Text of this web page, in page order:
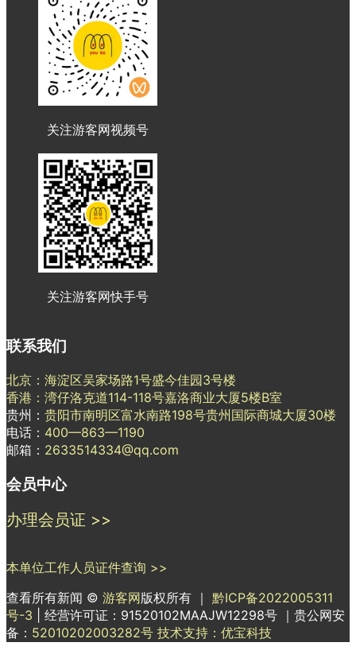
关注游客网视频号
关注游客网快手号
联系我们
北京：海淀区吴家场路1号盛今佳园3号楼
香港：湾仔洛克道114-118号嘉洛商业大厦5楼B室
贵州： 贵阳市南明区富水南路198号贵州国际商城大厦30楼
电话： 400—863—1190
邮箱： 2633514334@qq.com
会员中心
办理会员证 >>
本单位工作人员证件查询 >>
查看所有新闻 © 游客网版权所有 ｜ 黔ICP备2022005311
号-3
| 经营许可证：91520102MAAJW12298号 ｜贵公网安
备： 52010202003282号 技术支持：优宝科技